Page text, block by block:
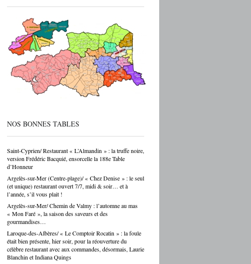
société sur ces formations reste parfois
condescendant — et ça, franchement, c’est être
déconnecté de la réalité. Choisir un CAP de
pâtissier ou de carrossier, c’est choisir un métier,
un savoir-faire, une indépendance possible. Ce
n’est pas un choix par défaut. C’est souvent un
choix par passion. Et là, Cécile Hernandez nous
donne une belle leçon : la passion et[…]
NOS BONNES TABLES
Saint-Cyprien/ Restaurant « L’Almandin » : la truffe noire,
version Frédéric Bacquié, ensorcelle la 188e Table
d’Honneur
Argelès-sur-Mer (Centre-plage)/ « Chez Denise » : le seul
(et unique) restaurant ouvert 7/7, midi & soir… et à
l’année, s’il vous plait !
Argelès-sur-Mer/ Chemin de Valmy : l’automne au mas
« Mon Faré », la saison des saveurs et des
gourmandises…
Laroque-des-Albères/ « Le Comptoir Rocatin » : la foule
était bien présente, hier soir, pour la réouverture du
célèbre restaurant avec aux commandes, désormais, Laurie
Blanchin et Indiana Quings